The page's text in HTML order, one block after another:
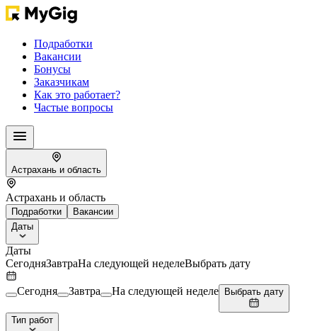
Подработки
Вакансии
Бонусы
Заказчикам
Как это работает?
Частые вопросы
Астрахань и область
Астрахань и область
Подработки
Вакансии
Даты
Даты
СегодняЗавтраНа следующей неделеВыбрать дату
Сегодня Завтра На следующей неделе Выбрать дату
Тип работ